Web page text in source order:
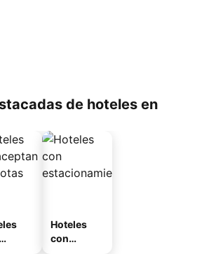
de hoteles en
Hoteles
con